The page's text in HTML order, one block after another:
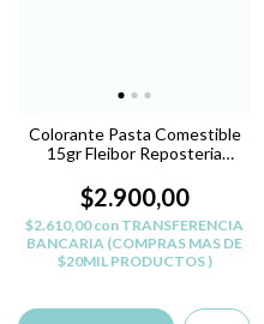
Colorante Pasta Comestible
15gr Fleibor Reposteria
$2.900,00
$2.610,00con TRANSFERENCIA
BANCARIA (COMPRAS MAS DE
$20MIL PRODUCTOS )